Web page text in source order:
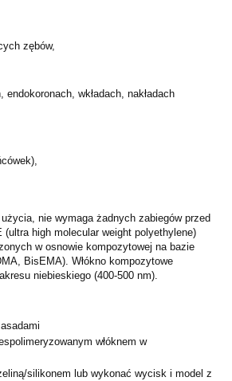
zębów,
wkładach, nakładach
nie wymaga żadnych zabiegówprzed
(ultra high molecular weightpolyethylene)
w osnowie kompozytowej na bazie
BisEMA).Włókno kompozytowe
niebieskiego (400-500 nm).
włóknem w
silikonem lub wykonać wycisk imodel z